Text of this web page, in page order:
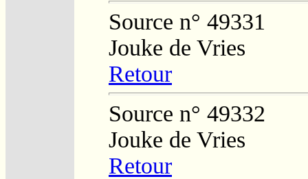
Source n° 49331
Jouke de Vries
Retour
Source n° 49332
Jouke de Vries
Retour